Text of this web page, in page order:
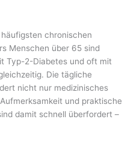
chronischen
Menschen über 65 sind
Typ-2-Diabetes und oft mit
Die tägliche
nicht nur medizinisches
und praktische
damit schnell überfordert –